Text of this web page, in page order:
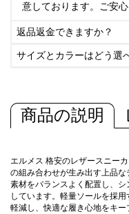
意しております。ご安
返品返金できますか？
サイズとカラーはどう選
商品の説明
エルメス 格安のレザースニー
の組み合わせが生み出す上品
素材をバランスよく配置し、
しています。軽量ソールを採
軽減し、快適な履き心地をキ